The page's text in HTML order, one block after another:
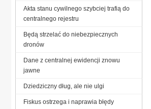
Akta stanu cywilnego szybciej trafią do
centralnego rejestru
Będą strzelać do niebezpiecznych
dronów
Dane z centralnej ewidencji znowu
jawne
Dziedziczny dług, ale nie ulgi
Fiskus ostrzega i naprawia błędy